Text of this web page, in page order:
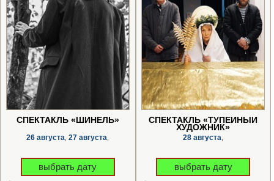
СПЕКТАКЛЬ «ШИНЕЛЬ»
26 августа 27 августа
выбрать дату
СПЕКТАКЛЬ «ТУПЕЙНЫЙ
ХУДОЖНИК»
28 августа
выбрать дату